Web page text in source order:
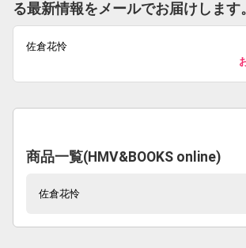
る最新情報をメールでお届けします。
佐倉花怜
商品一覧(HMV&BOOKS online)
佐倉花怜